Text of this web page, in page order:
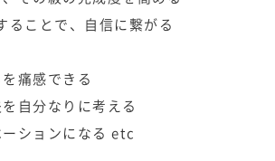
ることで、自信に繋がる
痛感できる
自分なりに考える
ーションになる etc